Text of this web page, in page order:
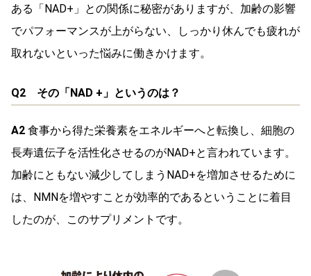
ある「NAD+」との関係に秘密がありますが、加齢の影響
でパフォーマンスが上がらない、しっかり休んでも疲れが
取れないといった悩みに働きかけます。
Q2 その「NAD +」というのは？
A2 食事から得た栄養素をエネルギーへと転換し、細胞の
長寿遺伝子を活性化させるのがNAD+と言われています。
加齢にともない減少してしまうNAD+を増加させるために
は、NMNを増やすことが効率的であるということに着目
したのが、このサプリメントです。